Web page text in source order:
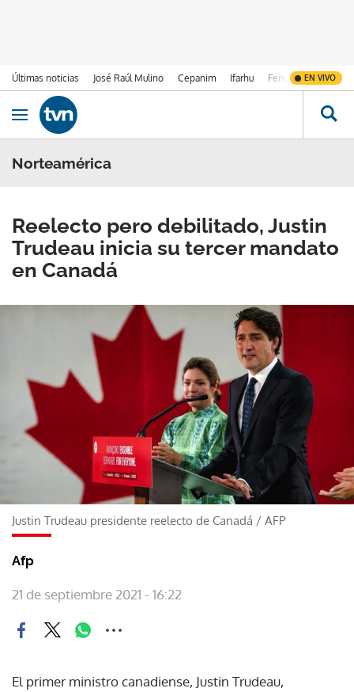
Últimas noticias José Raúl Mulino Cepanim Ifarhu Fenómeno de El
EN VIVO
Ir al contenido
Obrir navegació
Norteamérica
Reelecto pero debilitado, Justin
Trudeau inicia su tercer mandato
en Canadá
Justin Trudeau presidente reelecto de Canadá / AFP
Afp
21 de septiembre 2021 - 16:22
El primer ministro canadiense, Justin Trudeau,